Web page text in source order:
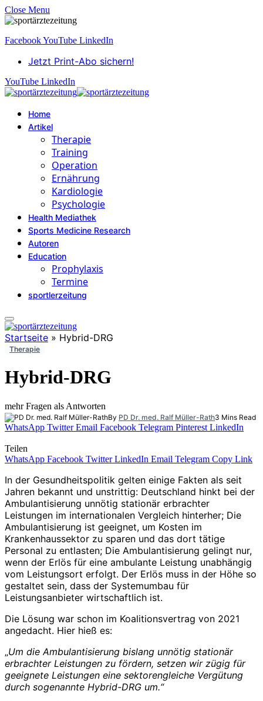
Close Menu
FacebookYouTube LinkedIn
Jetzt Print-Abo sichern!
YouTube LinkedIn
Home
Artikel
Therapie
Training
Operation
Ernährung
Kardiologie
Psychologie
Health Mediathek
Sports Medicine Research
Autoren
Education
Prophylaxis
Termine
sportlerzeitung
Startseite » Hybrid-DRG
Therapie
Hybrid-DRG
mehr Fragen als Antworten
By PD Dr. med. Ralf Müller-Rath3 Mins Read
WhatsApp Twitter Email Facebook Telegram Pinterest LinkedIn
Teilen
WhatsApp Facebook Twitter LinkedIn Email Telegram Copy Link
In der Gesundheitspolitik gelten einige Fakten als seit
Jahren bekannt und unstrittig: Deutschland hinkt bei der
Ambulantisierung unnötig stationär erbrachter
Leistungen im internationalen Vergleich hinterher; Die
Ambulantisierung ist geeignet, um Kosten im
Krankenhaussektor zu sparen und das dort tätige
Personal zu entlasten; Die Ambulantisierung gelingt nur,
wenn der Erlös für eine ambulante Leistung unabhängig
vom Leistungsort erfolgt. Der Erlös muss in der Höhe so
gestaltet sein, dass der Systemumbau für
Leistungsanbieter wirtschaftlich ist.
Die Lösung war schon im Koalitionsvertrag von 2021
angedacht. Hier hieß es:
„Um die Ambulantisierung bislang unnötig stationär
erbrachter Leistungen zu fördern, setzen wir zügig für
geeignete Leistungen eine sektorengleiche Vergütung
durch sogenannte Hybrid-DRG um.“